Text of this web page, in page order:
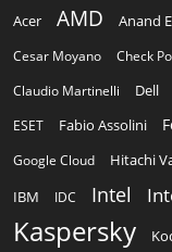
Acer AMD Anand
Cesar Moyano
Check
Claudio Martinelli Dell
ESET Fabio Assolini
Google Cloud
Hitachi
IBM IDC Intel
Kaspersky